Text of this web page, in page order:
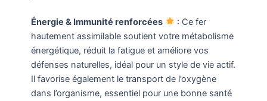
Énergie & Immunité renforcées
: Ce fer
hautement assimilable soutient votre métabolisme
énergétique, réduit la fatigue et améliore vos
défenses naturelles, idéal pour un style de vie actif.
Il favorise également le transport de l’oxygène
dans l’organisme, essentiel pour une bonne santé